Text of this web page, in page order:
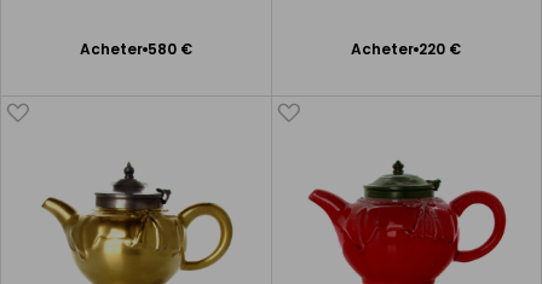
Acheter 580 €
Ajouter
Acheter 220 €
Ajouter